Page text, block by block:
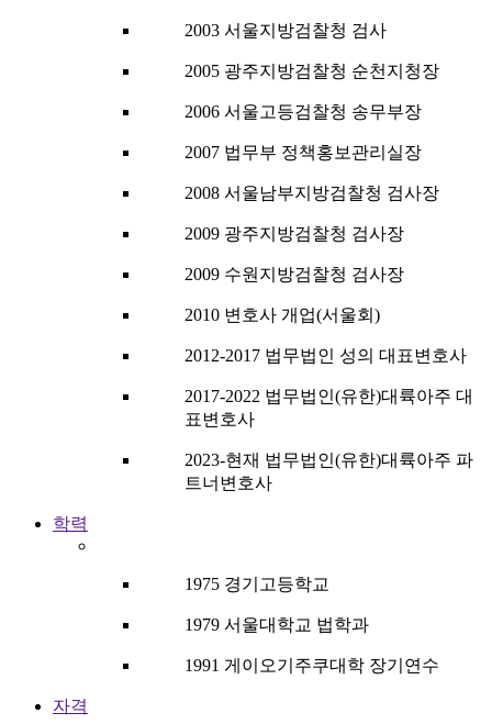
2003 서울지방검찰청 검사
2005 광주지방검찰청 순천지청장
2006 서울고등검찰청 송무부장
2007 법무부 정책홍보관리실장
2008 서울남부지방검찰청 검사장
2009 광주지방검찰청 검사장
2009 수원지방검찰청 검사장
2010 변호사 개업(서울회)
2012-2017 법무법인 성의 대표변호사
2017-2022 법무법인(유한)대륙아주 대
표변호사
2023-현재 법무법인(유한)대륙아주 파
트너변호사
학력
1975 경기고등학교
1979 서울대학교 법학과
1991 게이오기주쿠대학 장기연수
자격